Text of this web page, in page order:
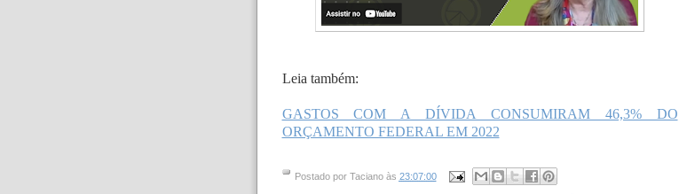
Leia também:
GASTOS COM A DÍVIDA CONSUMIRAM 46,3% DO
ORÇAMENTO FEDERAL EM 2022
Postado por Taciano às 23:07:00